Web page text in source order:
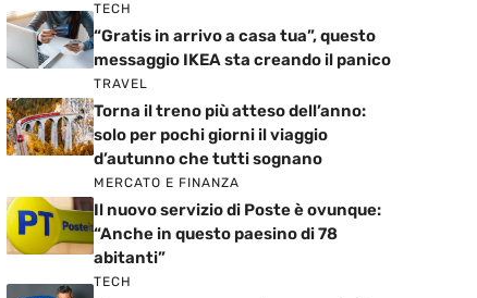
TECH
“Gratis in arrivo a casa tua”, questo
messaggio IKEA sta creando il panico
TRAVEL
Torna il treno più atteso dell’anno:
solo per pochi giorni il viaggio
d’autunno che tutti sognano
MERCATO E FINANZA
Il nuovo servizio di Poste è ovunque:
“Anche in questo paesino di 78
abitanti”
TECH